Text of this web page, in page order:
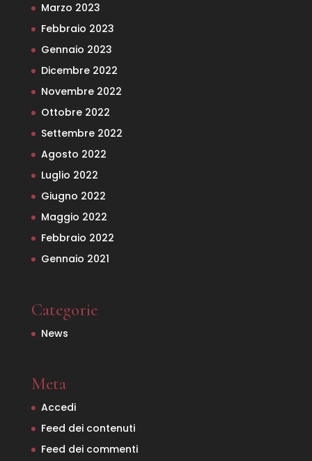
Marzo 2023
Febbraio 2023
Gennaio 2023
Dicembre 2022
Novembre 2022
Ottobre 2022
Settembre 2022
Agosto 2022
Luglio 2022
Giugno 2022
Maggio 2022
Febbraio 2022
Gennaio 2021
Categorie
News
Meta
Accedi
Feed dei contenuti
Feed dei commenti